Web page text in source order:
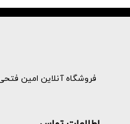
شود و عضلات شما را قادر
پس از تمرینات سنگین شروع
آمینه ضروری
فروشگاه آنلاین امین